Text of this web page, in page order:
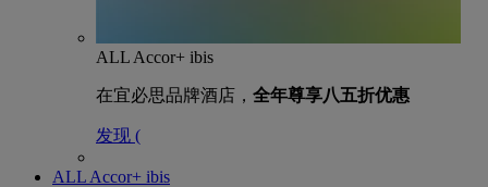
ALL Accor+ ibis
在宜必思品牌酒店， 全年尊享八五折优惠
发现 (
ALL Accor+ ibis